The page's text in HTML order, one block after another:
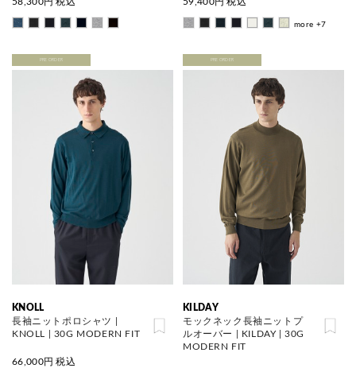
more +7
PRE ORDER
KNOLL
長袖ニットポロシャツ |
KNOLL | 30G MODERN FIT
66,000円 税込
PRE ORDER
KILDAY
モックネック長袖ニットプ
ルオーバー | KILDAY | 30G
MODERN FIT